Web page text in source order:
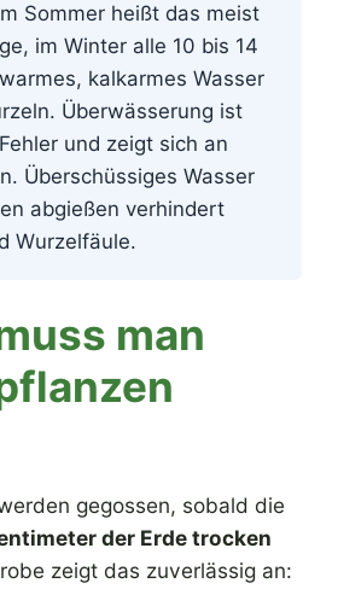
Sommer heißt das meist
im Winter alle 10 bis 14
kalkarmes Wasser
Überwässerung ist
und zeigt sich an
Überschüssiges Wasser
abgießen verhindert
Wurzelfäule.
man
gegossen, sobald die
der Erde trocken
zeigt das zuverlässig an: